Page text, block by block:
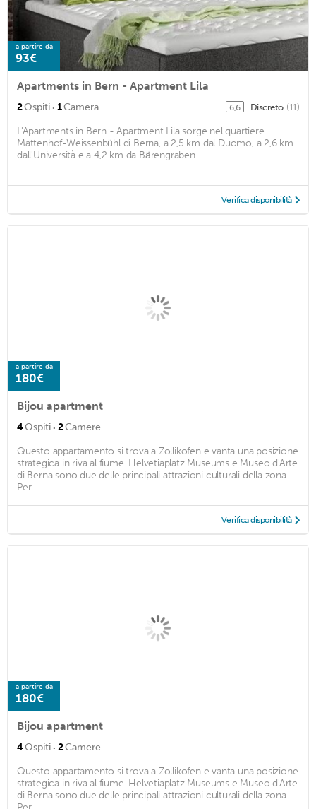
a partire da
93€
Apartments in Bern - Apartment Lila
2Ospiti · 1Camera 6,6 Discreto (11)
L'Apartments in Bern - Apartment Lila sorge nel quartiere
Mattenhof-Weissenbühl di Berna, a 2,5 km dal Duomo, a 2,6 km
dall'Università e a 4,2 km da Bärengraben. ...
Verifica disponibilità
a partire da
180€
Bijou apartment
4Ospiti · 2Camere
Questo appartamento si trova a Zollikofen e vanta una posizione
strategica in riva al fiume. Helvetiaplatz Museums e Museo d'Arte
di Berna sono due delle principali attrazioni culturali della zona.
Per ...
Verifica disponibilità
a partire da
180€
Bijou apartment
4Ospiti · 2Camere
Questo appartamento si trova a Zollikofen e vanta una posizione
strategica in riva al fiume. Helvetiaplatz Museums e Museo d'Arte
di Berna sono due delle principali attrazioni culturali della zona.